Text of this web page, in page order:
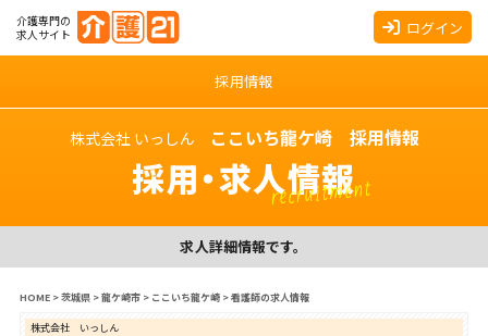
介護専門の
求人サイト
ログイン
採用情報
株式会社 いっしん ここいち龍ケ崎 採用情報
採用・求人情報
recruitment
求人詳細情報です。
HOME>茨城県>龍ケ崎市> ここいち龍ケ崎>看護師の求人情報
株式会社 いっしん